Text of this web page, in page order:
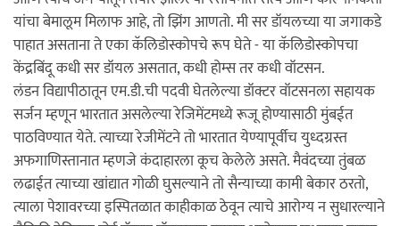
यांचा बेमालूम मिलाफ आहे, तो झिंग आणतो. मी सर डॉयलच्या या जगाकडे
पाहात असताना ते एका कॅलिडोस्कोपचे रूप घेते - या कॅलिडोस्कोपचा
केंद्रबिंदू कधी सर डॉयल असतात, कधी होम्स तर कधी वॉटसन.
लंडन विद्यापीठातून एम.डी.ची पदवी घेतलेल्या डॉक्टर वॉटसनला सहायक
सर्जन म्हणून भारतात असलेल्या रेजिमेंटमध्ये रूजू होण्यासाठी मुंबईत
पाठविण्यात येते. त्याच्या रेजीमेंटने तो भारतात येण्यापूर्वीच युध्दग्रस्त
अफगाणिस्तानात म्हणजे कंदाहारला कूच केलेले असते. मैवंदच्या तुंबळ
लढाईत त्याच्या खांद्यात गोळी घुसल्याने तो सैन्याच्या कामी बेकार ठरतो,
त्याला पेशावरच्या इस्पितळात काहीकाळ ठेवून त्याचे आरोग्य न सुधारल्याने